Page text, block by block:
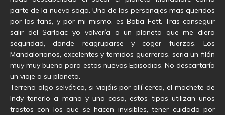
parte de la nueva saga. Uno de los personajes mas queridos
por los fans, y por mi mismo, es Boba Fett. Tras conseguir
salir del Sarlaac yo volvería a un planeta que me diera
seguridad, donde reagruparse y coger fuerzas. Los
Mandalorianos, excelentes y temidos guerreros, seria un filón
muy muy bueno para estos nuevos Episodios. No descartaría
un viaje a su planeta.
Terreno algo selvático, si viajáis por allí cerca, el machete de
Indy tenerlo a mano y una cosa, estos tipos utilizan unos
trastos con los que se hacen invisibles, tener cuidado por